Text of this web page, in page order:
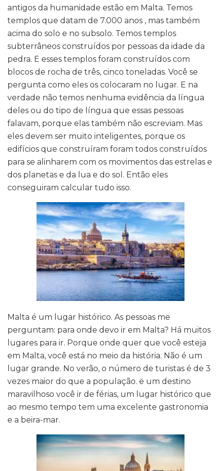
antigos da humanidade estão em Malta. Temos
templos que datam de 7.000 anos , mas também
acima do solo e no subsolo. Temos templos
subterrâneos construídos por pessoas da idade da
pedra. E esses templos foram construídos com
blocos de rocha de três, cinco toneladas. Você se
pergunta como eles os colocaram no lugar. E na
verdade não temos nenhuma evidência da língua
deles ou do tipo de língua que essas pessoas
falavam, porque elas também não escreviam. Mas
eles devem ser muito inteligentes, porque os
edifícios que construíram foram todos construídos
para se alinharem com os movimentos das estrelas e
dos planetas e da lua e do sol. Então eles
conseguiram calcular tudo isso.
Malta é um lugar histórico. As pessoas me
perguntam: para onde devo ir em Malta? Há muitos
lugares para ir. Porque onde quer que você esteja
em Malta, você está no meio da história. Não é um
lugar grande. No verão, o número de turistas é de 3
vezes maior do que a população. ë um destino
maravilhoso você ir de férias, um lugar histórico que
ao mesmo tempo tem uma excelente gastronomia
e a beira-mar.